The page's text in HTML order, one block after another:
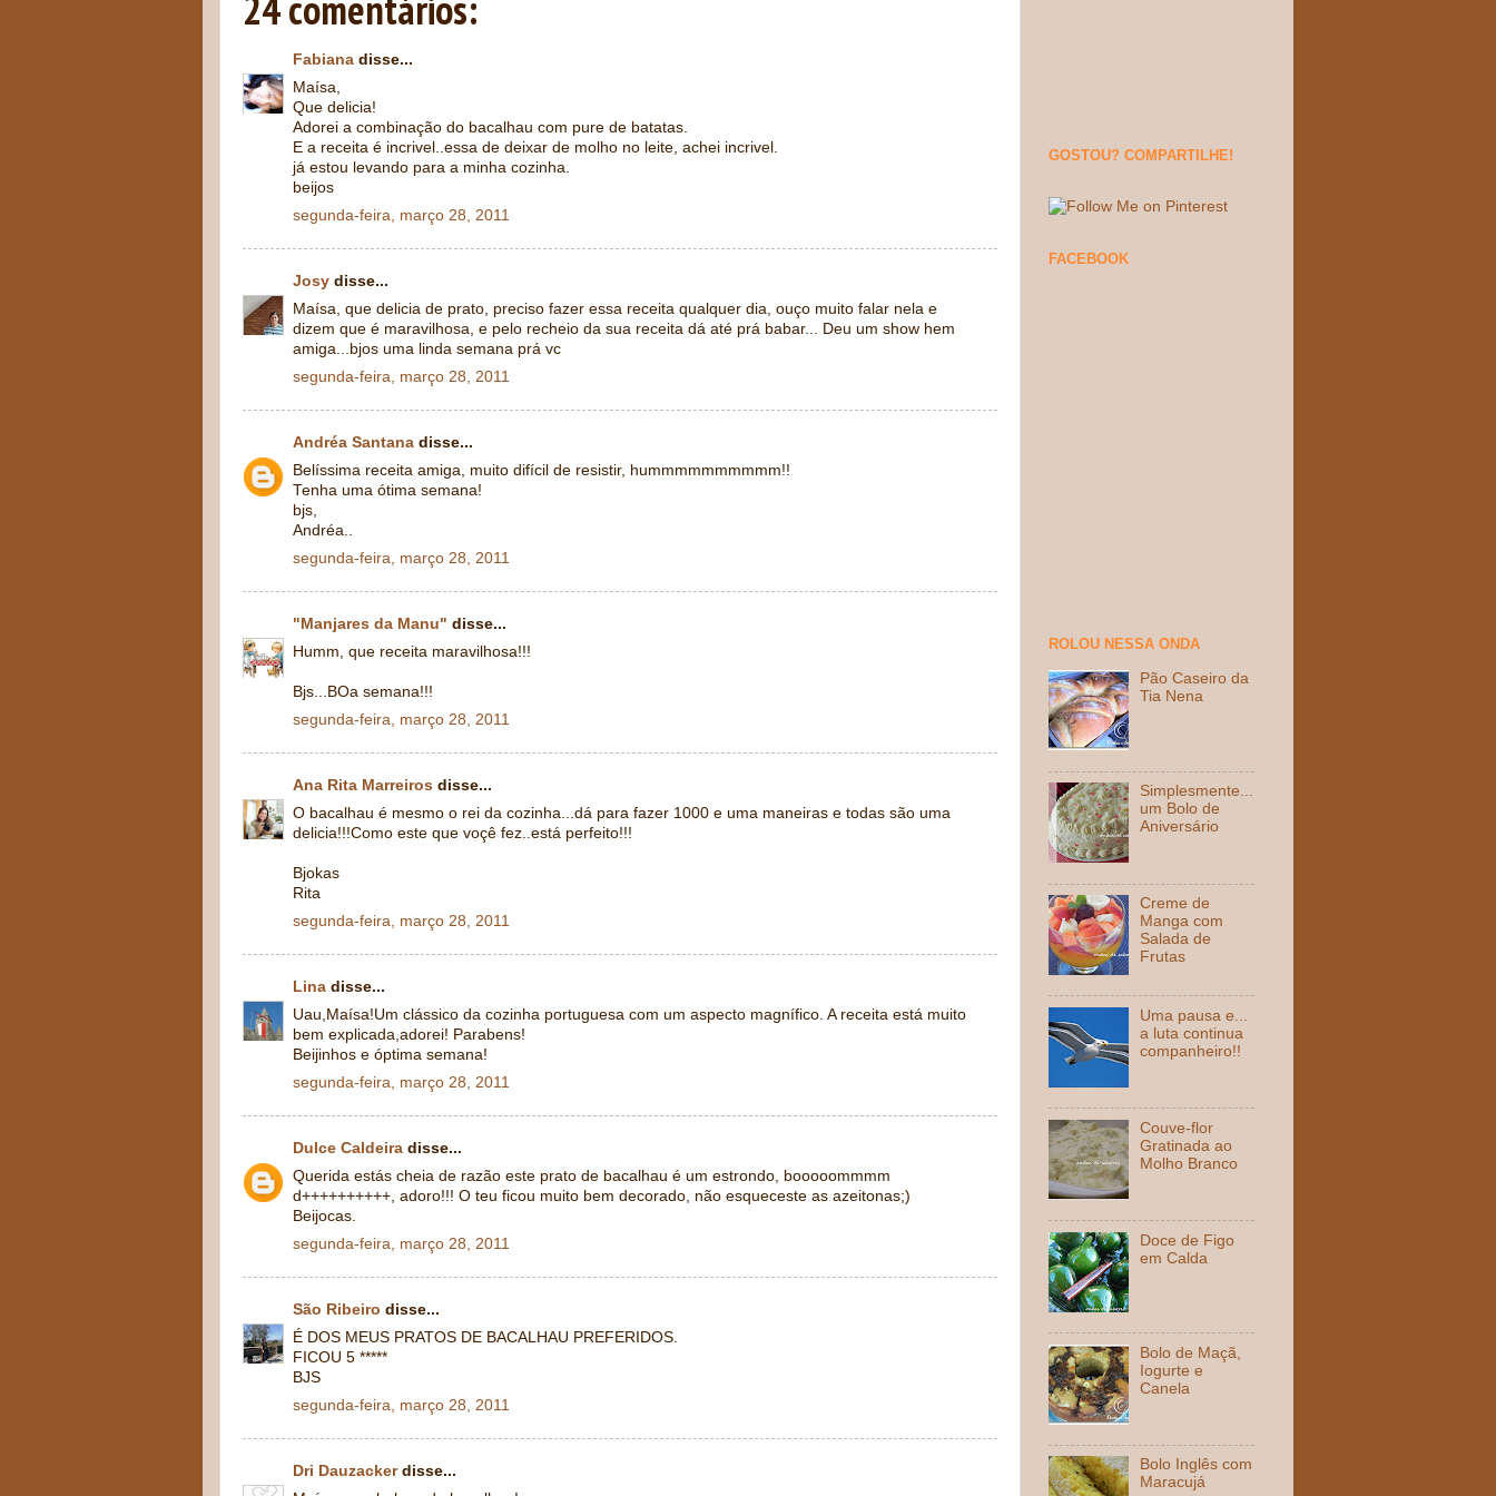
Fabiana disse...
Maísa,
Que delicia!
Adorei a combinação do bacalhau com pure de batatas.
E a receita é incrivel..essa de deixar de molho no leite, achei incrivel.
já estou levando para a minha cozinha.
beijos
segunda-feira, março 28, 2011
Josy disse...
Maísa, que delicia de prato, preciso fazer essa receita qualquer dia, ouço muito falar nela e
dizem que é maravilhosa, e pelo recheio da sua receita dá até prá babar... Deu um show hem
amiga...bjos uma linda semana prá vc
segunda-feira, março 28, 2011
Andréa Santana disse...
Belíssima receita amiga, muito difícil de resistir, hummmmmmmmmm!!
Tenha uma ótima semana!
bjs,
Andréa..
segunda-feira, março 28, 2011
"Manjares da Manu" disse...
Humm, que receita maravilhosa!!!
Bjs...BOa semana!!!
segunda-feira, março 28, 2011
Ana Rita Marreiros disse...
O bacalhau é mesmo o rei da cozinha...dá para fazer 1000 e uma maneiras e todas são uma
delicia!!!Como este que voçê fez..está perfeito!!!
Bjokas
Rita
segunda-feira, março 28, 2011
Lina disse...
Uau,Maísa!Um clássico da cozinha portuguesa com um aspecto magnífico. A receita está muito
bem explicada,adorei! Parabens!
Beijinhos e óptima semana!
segunda-feira, março 28, 2011
Dulce Caldeira disse...
Querida estás cheia de razão este prato de bacalhau é um estrondo, booooommmm
d++++++++++, adoro!!! O teu ficou muito bem decorado, não esqueceste as azeitonas;)
Beijocas.
segunda-feira, março 28, 2011
São Ribeiro disse...
É DOS MEUS PRATOS DE BACALHAU PREFERIDOS.
FICOU 5 *****
BJS
segunda-feira, março 28, 2011
Dri Dauzackerdisse...
GOSTOU? COMPARTILHE!
FACEBOOK
ROLOU NESSA ONDA
Pão Caseiro da
Tia Nena
Simplesmente...
um Bolo de
Aniversário
Creme de
Manga com
Salada de
Frutas
Uma pausa e...
a luta continua
companheiro!!
Couve-flor
Gratinada ao
Molho Branco
Doce de Figo
em Calda
Bolo de Maçã,
Iogurte e
Canela
Bolo Inglês com
Maracujá